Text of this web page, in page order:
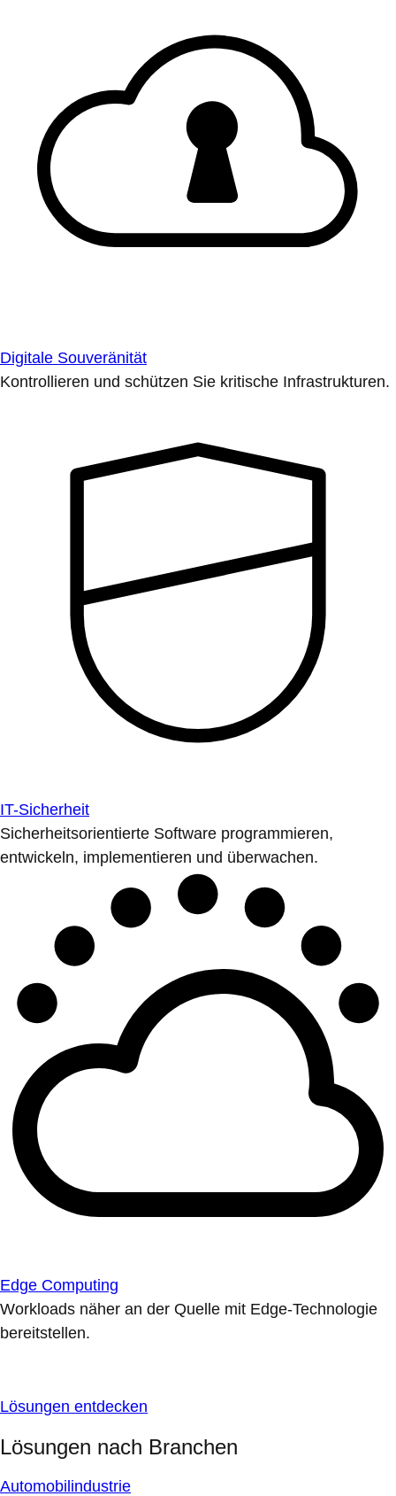
Digitale Souveränität
Kontrollieren und schützen Sie kritische Infrastrukturen.
IT-Sicherheit
Sicherheitsorientierte Software programmieren,
entwickeln, implementieren und überwachen.
Edge Computing
Workloads näher an der Quelle mit Edge-Technologie
bereitstellen.
Lösungen entdecken
Lösungen nach Branchen
Automobilindustrie